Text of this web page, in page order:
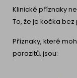
Klinické příznaky
To, že je kočka
Příznaky, které
parazitů, jsou: